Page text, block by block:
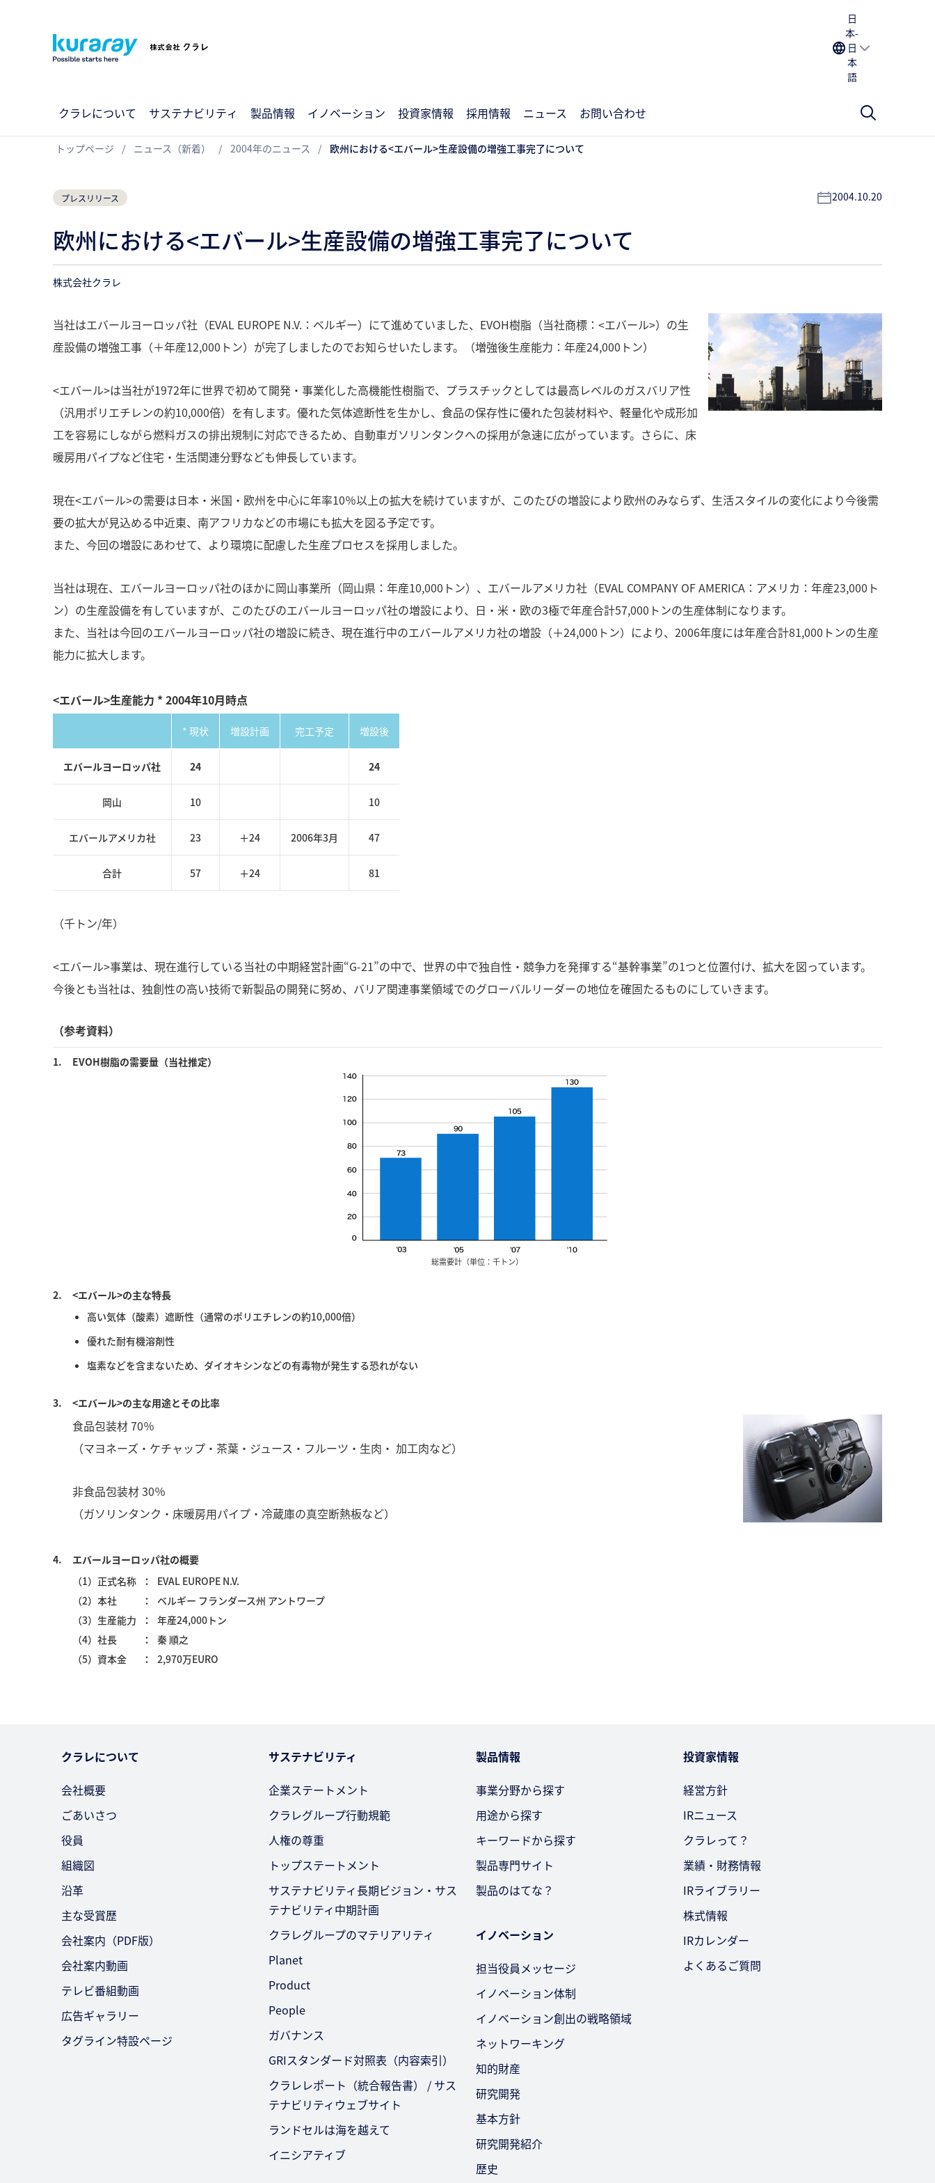
日
本-
日
本
語
クラレについて サステナビリティ 製品情報 イノベーション 投資家情報 採用情報 ニュース お問い合わせ
トップページ ニュース（新着） 2004年のニュース 欧州における<エバール>生産設備の増強工事完了について
プレスリリース 2004.10.20
欧州における<エバール>生産設備の増強工事完了について
株式会社クラレ
当社はエバールヨーロッパ社（EVAL EUROPE N.V.：ベルギー）にて進めていました、EVOH樹脂（当社商標：<エバール>）の生
産設備の増強工事（＋年産12,000トン）が完了しましたのでお知らせいたします。（増強後生産能力：年産24,000トン）
<エバール>は当社が1972年に世界で初めて開発・事業化した高機能性樹脂で、プラスチックとしては最高レベルのガスバリア性
（汎用ポリエチレンの約10,000倍）を有します。優れた気体遮断性を生かし、食品の保存性に優れた包装材料や、軽量化や成形加
工を容易にしながら燃料ガスの排出規制に対応できるため、自動車ガソリンタンクへの採用が急速に広がっています。さらに、床
暖房用パイプなど住宅・生活関連分野なども伸長しています。
現在<エバール>の需要は日本・米国・欧州を中心に年率10％以上の拡大を続けていますが、このたびの増設により欧州のみならず、生活スタイルの変化により今後需
要の拡大が見込める中近東、南アフリカなどの市場にも拡大を図る予定です。
また、今回の増設にあわせて、より環境に配慮した生産プロセスを採用しました。
当社は現在、エバールヨーロッパ社のほかに岡山事業所（岡山県：年産10,000トン）、エバールアメリカ社（EVAL COMPANY OF AMERICA：アメリカ：年産23,000ト
ン）の生産設備を有していますが、このたびのエバールヨーロッパ社の増設により、日・米・欧の3極で年産合計57,000トンの生産体制になります。
また、当社は今回のエバールヨーロッパ社の増設に続き、現在進行中のエバールアメリカ社の増設（＋24,000トン）により、2006年度には年産合計81,000トンの生産
能力に拡大します。
<エバール>生産能力 * 2004年10月時点
* 現状 増設計画 完工予定 増設後
エバールヨーロッパ社 24 24
岡山 10 10
エバールアメリカ社 23 ＋24 2006年3月 47
合計 57 ＋24 81
（千トン/年）
<エバール>事業は、現在進行している当社の中期経営計画“G-21”の中で、世界の中で独自性・競争力を発揮する“基幹事業”の1つと位置付け、拡大を図っています。
今後とも当社は、独創性の高い技術で新製品の開発に努め、バリア関連事業領域でのグローバルリーダーの地位を確固たるものにしていきます。
（参考資料）
1. EVOH樹脂の需要量（当社推定）
総需要計（単位：千トン）
2.
<エバール>の主な特長
高い気体（酸素）遮断性（通常のポリエチレンの約10,000倍）
優れた耐有機溶剤性
塩素などを含まないため、ダイオキシンなどの有毒物が発生する恐れがない
3. <エバール>の主な用途とその比率
食品包装材 70％
（マヨネーズ・ケチャップ・茶葉・ジュース・フルーツ・生肉・ 加工肉など）
非食品包装材 30％
（ガソリンタンク・床暖房用パイプ・冷蔵庫の真空断熱板など）
4.
エバールヨーロッパ社の概要
（1）正式名称
EVAL EUROPE N.V.
（2）本社
ベルギー フランダース州 アントワープ
（3）生産能力
年産24,000トン
（4）社長
秦 順之
（5）資本金
2,970万EURO
クラレについて
会社概要
ごあいさつ
役員
組織図
沿革
主な受賞歴
会社案内（PDF版）
会社案内動画
テレビ番組動画
広告ギャラリー
タグライン特設ページ
サステナビリティ
企業ステートメント
クラレグループ行動規範
人権の尊重
トップステートメント
サステナビリティ長期ビジョン・サス
テナビリティ中期計画
クラレグループのマテリアリティ
Planet
Product
People
ガバナンス
GRIスタンダード対照表（内容索引）
クラレレポート（統合報告書） / サス
テナビリティウェブサイト
ランドセルは海を越えて
イニシアティブ
製品情報
事業分野から探す
用途から探す
キーワードから探す
製品専門サイト
製品のはてな？
イノベーション
担当役員メッセージ
イノベーション体制
イノベーション創出の戦略領域
ネットワーキング
知的財産
研究開発
基本方針
研究開発紹介
歴史
投資家情報
経営方針
IRニュース
クラレって？
業績・財務情報
IRライブラリー
株式情報
IRカレンダー
よくあるご質問